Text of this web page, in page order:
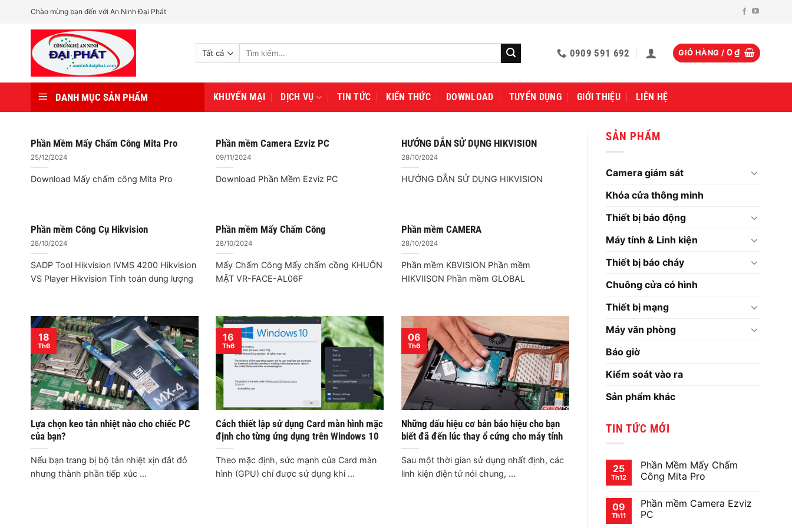
Chào mừng bạn đến với An Ninh Đại Phát
Tìm
0909 591 692 GIỎ HÀNG / 0₫
DANH MỤC SẢN PHẨM KHUYẾN MẠI DỊCH VỤ TIN TỨC KIẾN THỨC DOWNLOAD TUYỂN DỤNG GIỚI THIỆU LIÊN HỆ
Phần Mềm Mấy Chấm Công Mita Pro
25/12/2024
Download Mấy chấm công Mita Pro
Phần mềm Camera Ezviz PC
09/11/2024
Download Phần Mềm Ezviz PC
HƯỚNG DẪN SỬ DỤNG HIKVISION
28/10/2024
HƯỚNG DẪN SỬ DỤNG HIKVISION
Phần mềm Công Cụ Hikvision
28/10/2024
SADP Tool Hikvision IVMS 4200 Hikvision
VS Player Hikvision Tính toán dung lượng
Phần mềm Mấy Chấm Công
28/10/2024
Mấy Chấm Công Mấy chấm cồng KHUÔN
MẶT VR-FACE-AL06F
Phần mềm CAMERA
28/10/2024
Phần mềm KBVISION Phần mềm
HIKVIISON Phần mềm GLOBAL
Lựa chọn keo tản nhiệt nào cho chiếc PC
của bạn?
Nếu bạn trang bị bộ tản nhiệt xịn đắt đỏ
nhưng thành phần tiếp xúc ...
18
Th6
Cách thiết lập sử dụng Card màn hình mặc
định cho từng ứng dụng trên Windows 10
Theo mặc định, sức mạnh của Card màn
hình (GPU) chỉ được sử dụng khi ...
16
Th6
Những dấu hiệu cơ bản báo hiệu cho bạn
biết đã đến lúc thay ổ cứng cho máy tính
Sau một thời gian sử dụng nhất định, các
linh kiện điện tử nói chung, ...
06
Th6
SẢN PHẨM
Camera giám sát
Khóa cửa thông minh
Thiết bị báo động
Máy tính & Linh kiện
Thiết bị báo cháy
Chuông cửa có hình
Thiết bị mạng
Máy văn phòng
Báo giờ
Kiểm soát vào ra
Sản phẩm khác
TIN TỨC MỚI
25
Th12
Phần Mềm Mấy Chấm
Công Mita Pro
bình
luận
ở
09
Th11
Phần mềm Camera Ezviz
PC